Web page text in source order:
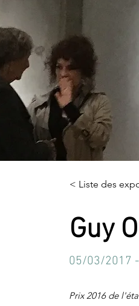
< Liste des
Guy
05/03/2017
Prix 2016 de